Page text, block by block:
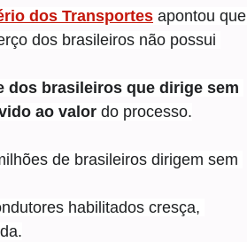
dos Transportes apontou que
dos brasileiros não possui
dos brasileiros que dirige sem
ao valor do processo.
de brasileiros dirigem sem
habilitados cresça,